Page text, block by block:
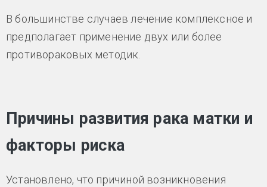
В большинстве случаев лечение комплексное и
предполагает применение двух или более
противораковых методик.
Причины развития рака матки и
факторы риска
Установлено, что причиной возникновения